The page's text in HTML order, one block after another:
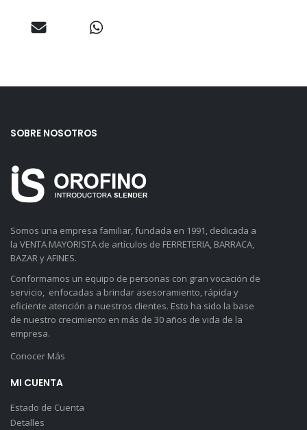
SOBRE NOSOTROS
Somos una empresa familiar, fundada en 1991, dedicada a
la VENTA MAYORISTA de artículos de FERRETERIA, BARRACA,
BAZAR y AFINES.
Conformamos un equipo de personas con gran vocación de
servicio, enfocadas a brindar asesoramiento, rápida y
eficiente atención a nuestros clientes. Esto ha sido la base
de nuestro crecimiento en más de 30 años de vida de la
empresa.
Conocer Más
MI CUENTA
Estado de Cuenta
Detalles